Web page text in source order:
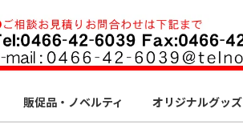
販促品・ノベルティ オリジナルグッズ